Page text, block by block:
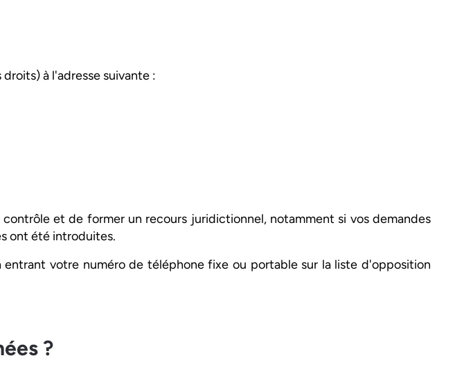
à l'adresse suivante :
et de former un recours juridictionnel, notamment si vos demandes
ont été introduites.
votre numéro de téléphone fixe ou portable sur la liste d'opposition
?